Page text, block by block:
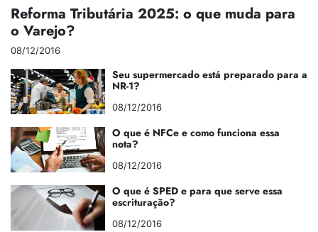
Reforma Tributária 2025: o que muda para
o Varejo?
08/12/2016
Seu supermercado está preparado para a
NR-1?
08/12/2016
O que é NFCe e como funciona essa
nota?
08/12/2016
O que é SPED e para que serve essa
escrituração?
08/12/2016